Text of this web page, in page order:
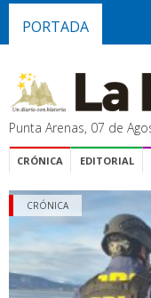
PORTADA
Punta Arenas, 07 de
CRÓNICA EDITORIAL
CRÓNICA